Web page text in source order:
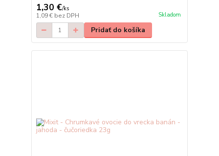
1,30 €/ks
1,09 € bez DPH Skladom
Pridať do košíka